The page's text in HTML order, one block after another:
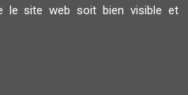
le site web soit bien visible et